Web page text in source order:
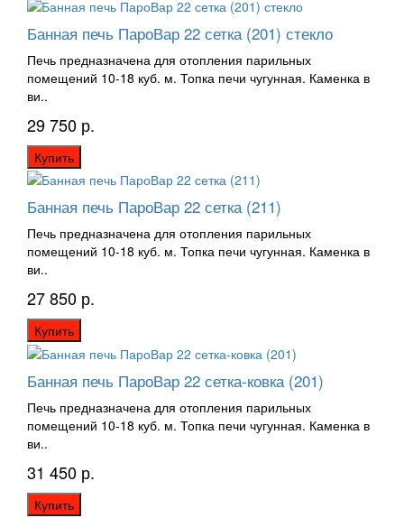
Банная печь ПароВар 22 сетка (201) стекло
Печь предназначена для отопления парильных
помещений 10-18 куб. м. Топка печи чугунная. Каменка в
ви..
29 750 р.
Купить
Банная печь ПароВар 22 сетка (211)
Печь предназначена для отопления парильных
помещений 10-18 куб. м. Топка печи чугунная. Каменка в
ви..
27 850 р.
Купить
Банная печь ПароВар 22 сетка-ковка (201)
Печь предназначена для отопления парильных
помещений 10-18 куб. м. Топка печи чугунная. Каменка в
ви..
31 450 р.
Купить